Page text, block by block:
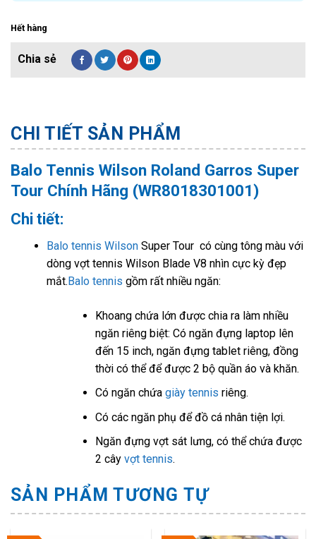
Hết hàng
CHI TIẾT SẢN PHẨM
Balo Tennis Wilson Roland Garros Super
Tour Chính Hãng (WR8018301001)
Chi tiết:
Balo tennis WilsonSuper Tour có cùng tông màu với
dòng vợt tennis Wilson Blade V8 nhìn cực kỳ đẹp
mắt.Balo tennis gồm rất nhiều ngăn:
Khoang chứa lớn được chia ra làm nhiều
ngăn riêng biệt: Có ngăn đựng laptop lên
đến 15 inch, ngăn đựng tablet riêng, đồng
thời có thể để được 2 bộ quần áo và khăn.
Có ngăn chứa giày tennis riêng.
Có các ngăn phụ để đồ cá nhân tiện lợi.
Ngăn đựng vợt sát lưng, có thể chứa được
2 cây vợt tennis.
SẢN PHẨM TƯƠNG TỰ